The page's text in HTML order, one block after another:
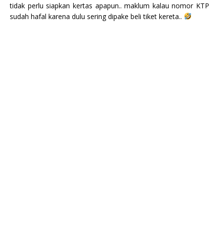
tidak perlu siapkan kertas apapun.. maklum kalau nomor KTP
sudah hafal karena dulu sering dipake beli tiket kereta..